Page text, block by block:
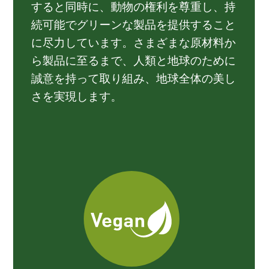
すると同時に、動物の権利を尊重し、持
続可能でグリーンな製品を提供すること
に尽力しています。さまざまな原材料か
ら製品に至るまで、人類と地球のために
誠意を持って取り組み、地球全体の美し
さを実現します。